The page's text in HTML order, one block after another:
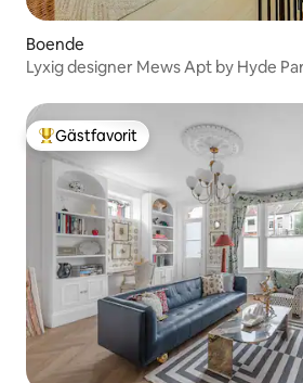
Boende
Lyxig designer Mews Apt by Hyde
Populär gästfavorit
Gästfavorit